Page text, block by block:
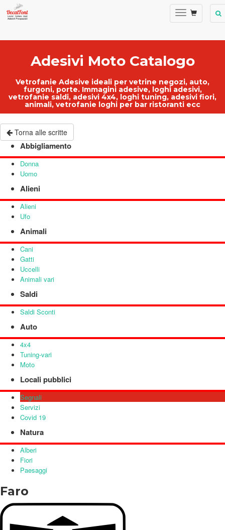
Adesivi Moto Catalogo
Vetrofanie Adesive ideali per vetrine negozi, auto,
furgoni, porte. Immagini adesive, loghi adesivi,
vetrofanie saldi, adesivi 4x4, loghi tuning, adesivi fiori,
animali, vetrofanie loghi per bar ristoranti ecc
Torna alle scritte
Abbigliamento
Donna
Uomo
Alieni
Alieni
Ufo
Animali
Cani
Gatti
Uccelli
Animali vari
Saldi
Saldi Sconti
Auto
4x4
Tuning-vari
Moto
Locali pubblici
Segnali
Servizi
Covid 19
Natura
Alberi
Fiori
Paesaggi
Faro